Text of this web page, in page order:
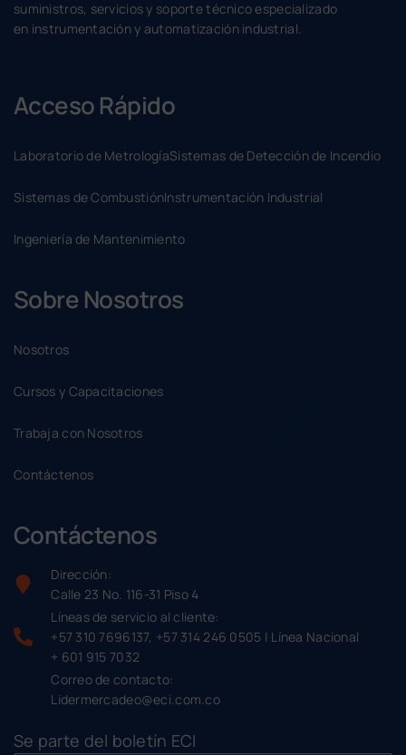
suministros, servicios y soporte técnico especializado
en instrumentación y automatización industrial.
Acceso Rápido
Laboratorio de MetrologíaSistemas de Detección de Incendio
Sistemas de CombustiónInstrumentación Industrial
Ingeniería de Mantenimiento
Sobre Nosotros
Nosotros
Cursos y Capacitaciones
Trabaja con Nosotros
Contáctenos
Contáctenos
Dirección:
Calle 23 No. 116-31 Piso 4
Líneas de servicio al cliente:
+57 310 7696137, +57 314 246 0505 | Línea Nacional
+ 601 915 7032
Correo de contacto:
Lidermercadeo@eci.com.co
Se parte del boletín ECI